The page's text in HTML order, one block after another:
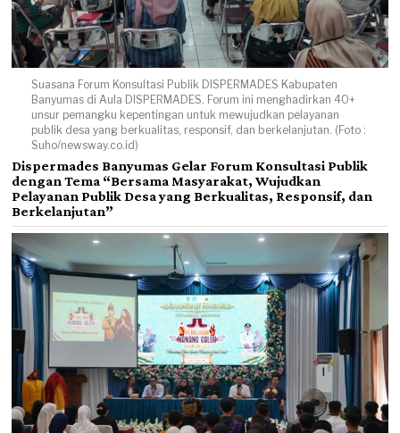
Suasana Forum Konsultasi Publik DISPERMADES Kabupaten
Banyumas di Aula DISPERMADES. Forum ini menghadirkan 40+
unsur pemangku kepentingan untuk mewujudkan pelayanan
publik desa yang berkualitas, responsif, dan berkelanjutan. (Foto :
Suho/newsway.co.id)
Dispermades Banyumas Gelar Forum Konsultasi Publik
dengan Tema “Bersama Masyarakat, Wujudkan
Pelayanan Publik Desa yang Berkualitas, Responsif, dan
Berkelanjutan”